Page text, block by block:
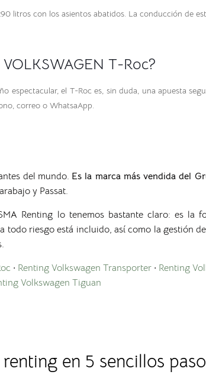
litros con los asientos abatidos. La conducción de
T-Roc?
el T-Roc es, sin duda, una apuesta
correo o WhatsaApp.
del mundo. Es la marca más vendida del
y Passat.
Renting lo tenemos bastante claro: es la
riesgo está incluido, así como la gestión
· Renting Volkswagen Transporter · Renting
Volkswagen Tiguan
en 5 sencillos